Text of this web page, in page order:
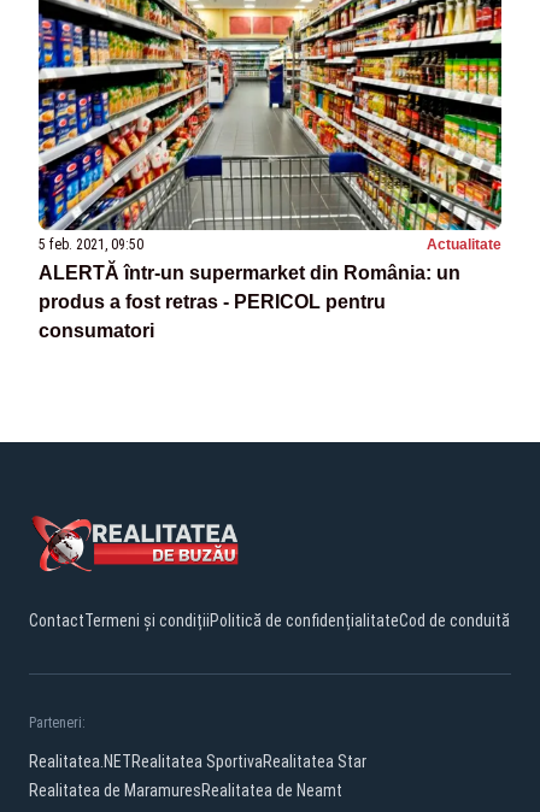
5 feb. 2021, 09:50 Actualitate
ALERTĂ într-un supermarket din România: un
produs a fost retras - PERICOL pentru
consumatori
ContactTermeni și condițiiPolitică de confidențialitateCod de conduită
Parteneri:
Realitatea.NETRealitatea SportivaRealitatea Star
Realitatea de MaramuresRealitatea de Neamt